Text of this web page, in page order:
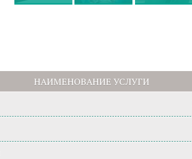
НАИМЕНОВАНИЕ УСЛУГИ